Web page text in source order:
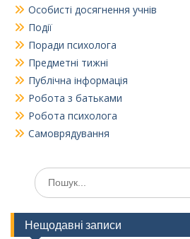
Особисті досягнення учнів
Події
Поради психолога
Предметні тижні
Публічна інформація
Робота з батьками
Робота психолога
Самоврядування
Шукати:
Нещодавні записи